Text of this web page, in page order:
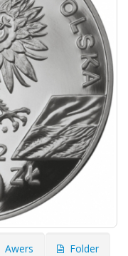
Awers Folder